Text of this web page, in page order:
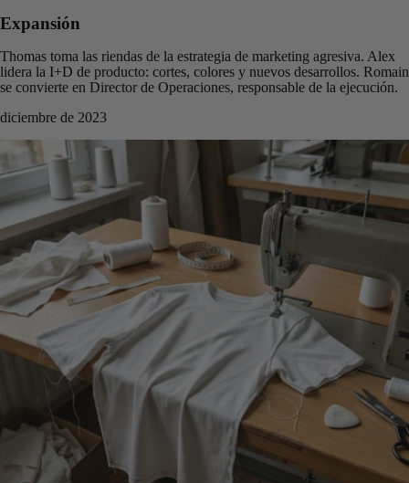
Expansión
Thomas toma las riendas de la estrategia de marketing agresiva. Alex
lidera la I+D de producto: cortes, colores y nuevos desarrollos. Romain
se convierte en Director de Operaciones, responsable de la ejecución.
diciembre de 2023